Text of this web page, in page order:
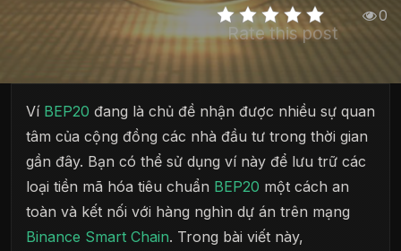
Rate this post
0
Ví BEP20 đang là chủ đề nhận được nhiều sự quan
tâm của cộng đồng các nhà đầu tư trong thời gian
gần đây. Bạn có thể sử dụng ví này để lưu trữ các
loại tiền mã hóa tiêu chuẩn BEP20 một cách an
toàn và kết nối với hàng nghìn dự án trên mạng
Binance Smart Chain. Trong bài viết này,